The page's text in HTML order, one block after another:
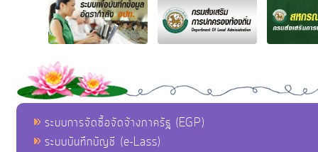
ระบบการจัดซื้อจัดจ้างภาครัฐ (EGP)
ระบบบันทึกบัญชี (e-Lass)